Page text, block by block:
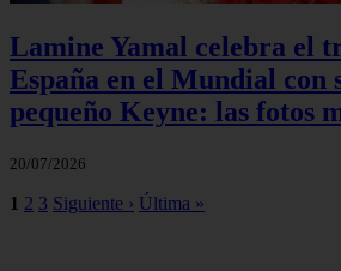
Lamine Yamal celebra el
España en el Mundial con
pequeño Keyne: las fotos
20/07/2026
1 2 3 Siguiente › Última »